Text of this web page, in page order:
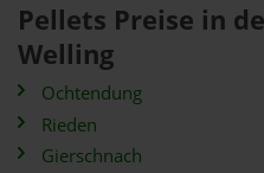
Pellets Preise in
Welling
Ochtendung
Rieden
Gierschnach